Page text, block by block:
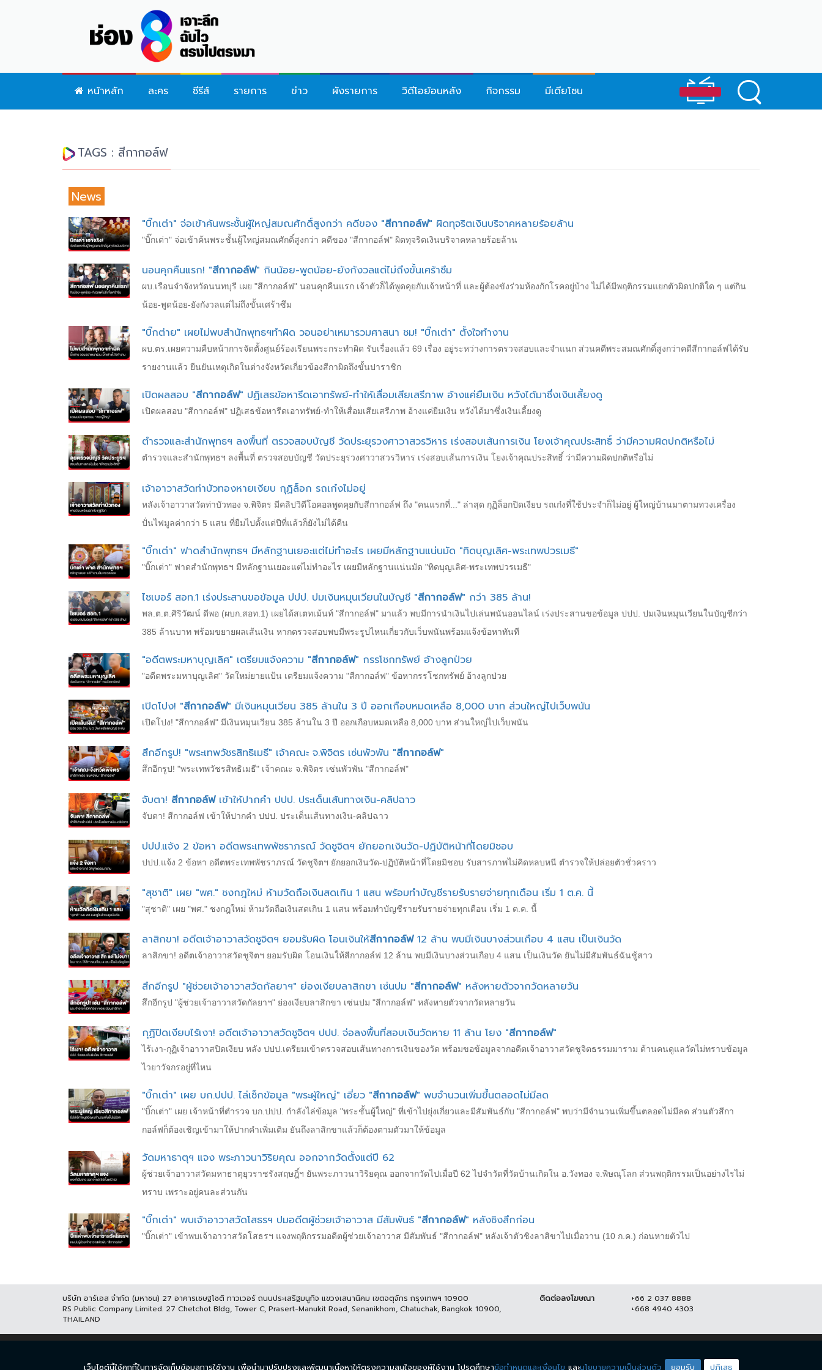
หน้าหลัก ละคร ซีรีส์ รายการ ข่าว ผังรายการ วิดีโอย้อนหลัง กิจกรรม มีเดียโซน
TAGS : สีกากอล์ฟ
News
"บิ๊กเต่า" จ่อเข้าค้นพระชั้นผู้ใหญ่สมณศักดิ์สูงกว่า คดีของ "สีกากอล์ฟ" ผิดทุจริตเงินบริจาคหลายร้อยล้าน
"บิ๊กเต่า" จ่อเข้าค้นพระชั้นผู้ใหญ่สมณศักดิ์สูงกว่า คดีของ "สีกากอล์ฟ" ผิดทุจริตเงินบริจาคหลายร้อยล้าน
นอนคุกคืนแรก! "สีกากอล์ฟ" กินน้อย-พูดน้อย-ยังกังวลแต่ไม่ถึงขั้นเศร้าซึม
ผบ.เรือนจำจังหวัดนนทบุรี เผย "สีกากอล์ฟ" นอนคุกคืนแรก เจ้าตัวก็ได้พูดคุยกับเจ้าหน้าที่ และผู้ต้องขังร่วมห้องกักโรคอยู่บ้าง ไม่ได้มีพฤติกรรมแยกตัวผิดปกติใด ๆ แต่กิน
น้อย-พูดน้อย-ยังกังวลแต่ไม่ถึงขั้นเศร้าซึม
"บิ๊กต่าย" เผยไม่พบสำนักพุทธฯทำผิด วอนอย่าเหมารวมศาสนา ชม! "บิ๊กเต่า" ตั้งใจทำงาน
ผบ.ตร.เผยความคืบหน้าการจัดตั้งศูนย์ร้องเรียนพระกระทำผิด รับเรื่องแล้ว 69 เรื่อง อยู่ระหว่างการตรวจสอบและจำแนก ส่วนคดีพระสมณศักดิ์สูงกว่าคดีสีกากอล์ฟได้รับ
รายงานแล้ว ยืนยันเหตุเกิดในต่างจังหวัดเกี่ยวข้องสีกาผิดถึงขั้นปาราชิก
เปิดผลสอบ "สีกากอล์ฟ" ปฏิเสธข้อหารีดเอาทรัพย์-ทำให้เสื่อมเสียเสรีภาพ อ้างแค่ยืมเงิน หวังได้มาซึ่งเงินเลี้ยงดู
เปิดผลสอบ "สีกากอล์ฟ" ปฏิเสธข้อหารีดเอาทรัพย์-ทำให้เสื่อมเสียเสรีภาพ อ้างแค่ยืมเงิน หวังได้มาซึ่งเงินเลี้ยงดู
ตำรวจและสำนักพุทธฯ ลงพื้นที่ ตรวจสอบบัญชี วัดประยุรวงศาวาสวรวิหาร เร่งสอบเส้นการเงิน โยงเจ้าคุณประสิทธิ์ ว่ามีความผิดปกติหรือไม่
ตำรวจและสำนักพุทธฯ ลงพื้นที่ ตรวจสอบบัญชี วัดประยุรวงศาวาสวรวิหาร เร่งสอบเส้นการเงิน โยงเจ้าคุณประสิทธิ์ ว่ามีความผิดปกติหรือไม่
เจ้าอาวาสวัดท่าบัวทองหายเงียบ กุฏิล็อก รถเก๋งไม่อยู่
หลังเจ้าอาวาสวัดท่าบัวทอง จ.พิจิตร มีคลิปวิดีโอคอลพูดคุยกับสีกากอล์ฟ ถึง "คนแรกที่..." ล่าสุด กุฏิล็อกปิดเงียบ รถเก๋งที่ใช้ประจำก็ไม่อยู่ ผู้ใหญ่บ้านมาตามทวงเครื่อง
ปั่นไฟมูลค่ากว่า 5 แสน ที่ยืมไปตั้งแต่ปีที่แล้วก็ยังไม่ได้คืน
"บิ๊กเต่า" ฟาดสำนักพุทธฯ มีหลักฐานเยอะแต่ไม่ทำอะไร เผยมีหลักฐานแน่นมัด "ทิดบุญเลิศ-พระเทพปวรเมธี"
"บิ๊กเต่า" ฟาดสำนักพุทธฯ มีหลักฐานเยอะแต่ไม่ทำอะไร เผยมีหลักฐานแน่นมัด "ทิดบุญเลิศ-พระเทพปวรเมธี"
ไซเบอร์ สอท.1 เร่งประสานขอข้อมูล ปปป. ปมเงินหมุนเวียนในบัญชี "สีกากอล์ฟ" กว่า 385 ล้าน!
พล.ต.ต.ศิริวัฒน์ ดีพอ (ผบก.สอท.1) เผยได้สเตทเม้นท์ "สีกากอล์ฟ" มาแล้ว พบมีการนำเงินไปเล่นพนันออนไลน์ เร่งประสานขอข้อมูล ปปป. ปมเงินหมุนเวียนในบัญชีกว่า
385 ล้านบาท พร้อมขยายผลเส้นเงิน หากตรวจสอบพบมีพระรูปไหนเกี่ยวกับเว็บพนันพร้อมแจ้งข้อหาทันที
"อดีตพระมหาบุญเลิศ" เตรียมแจ้งความ "สีกากอล์ฟ" กรรโชกทรัพย์ อ้างลูกป่วย
"อดีตพระมหาบุญเลิศ" วัดใหม่ยายแป้น เตรียมแจ้งความ "สีกากอล์ฟ" ข้อหากรรโชกทรัพย์ อ้างลูกป่วย
เปิดโปง! "สีกากอล์ฟ" มีเงินหมุนเวียน 385 ล้านใน 3 ปี ออกเกือบหมดเหลือ 8,000 บาท ส่วนใหญ่ไปเว็บพนัน
เปิดโปง! "สีกากอล์ฟ" มีเงินหมุนเวียน 385 ล้านใน 3 ปี ออกเกือบหมดเหลือ 8,000 บาท ส่วนใหญ่ไปเว็บพนัน
สึกอีกรูป! "พระเทพวัชรสิทธิเมธี" เจ้าคณะ จ.พิจิตร เซ่นพัวพัน "สีกากอล์ฟ"
สึกอีกรูป! "พระเทพวัชรสิทธิเมธี" เจ้าคณะ จ.พิจิตร เซ่นพัวพัน "สีกากอล์ฟ"
จับตา! สีกากอล์ฟเข้าให้ปากคำ ปปป. ประเด็นเส้นทางเงิน-คลิปฉาว
จับตา! สีกากอล์ฟ เข้าให้ปากคำ ปปป. ประเด็นเส้นทางเงิน-คลิปฉาว
ปปป.แจ้ง 2 ข้อหา อดีตพระเทพพัชราภรณ์ วัดชูจิตฯ ยักยอกเงินวัด-ปฏิบัติหน้าที่โดยมิชอบ
ปปป.แจ้ง 2 ข้อหา อดีตพระเทพพัชราภรณ์ วัดชูจิตฯ ยักยอกเงินวัด-ปฏิบัติหน้าที่โดยมิชอบ รับสารภาพไม่คิดหลบหนี ตำรวจให้ปล่อยตัวชั่วคราว
"สุชาติ" เผย "พศ." ชงกฎใหม่ ห้ามวัดถือเงินสดเกิน 1 แสน พร้อมทำบัญชีรายรับรายจ่ายทุกเดือน เริ่ม 1 ต.ค. นี้
"สุชาติ" เผย "พศ." ชงกฎใหม่ ห้ามวัดถือเงินสดเกิน 1 แสน พร้อมทำบัญชีรายรับรายจ่ายทุกเดือน เริ่ม 1 ต.ค. นี้
ลาสิกขา! อดีตเจ้าอาวาสวัดชูจิตฯ ยอมรับผิด โอนเงินให้สีกากอล์ฟ12 ล้าน พบมีเงินบางส่วนเกือบ 4 แสน เป็นเงินวัด
ลาสิกขา! อดีตเจ้าอาวาสวัดชูจิตฯ ยอมรับผิด โอนเงินให้สีกากอล์ฟ 12 ล้าน พบมีเงินบางส่วนเกือบ 4 แสน เป็นเงินวัด ยันไม่มีสัมพันธ์ฉันชู้สาว
สึกอีกรูป "ผู้ช่วยเจ้าอาวาสวัดกัลยาฯ" ย่องเงียบลาสิกขา เซ่นปม "สีกากอล์ฟ" หลังหายตัวจากวัดหลายวัน
สึกอีกรูป "ผู้ช่วยเจ้าอาวาสวัดกัลยาฯ" ย่องเงียบลาสิกขา เซ่นปม "สีกากอล์ฟ" หลังหายตัวจากวัดหลายวัน
กุฏิปิดเงียบไร้เงา! อดีตเจ้าอาวาสวัดชูจิตฯ ปปป. จ่อลงพื้นที่สอบเงินวัดหาย 11 ล้าน โยง "สีกากอล์ฟ"
ไร้เงา-กุฏิเจ้าอาวาสปิดเงียบ หลัง ปปป.เตรียมเข้าตรวจสอบเส้นทางการเงินของวัด พร้อมขอข้อมูลจากอดีตเจ้าอาวาสวัดชูจิตธรรมมาราม ด้านคนดูแลวัดไม่ทราบข้อมูล
ไวยาวัจกรอยู่ที่ไหน
"บิ๊กเต่า" เผย บก.ปปป. ไล่เช็กข้อมูล "พระผู้ใหญ่" เอี่ยว "สีกากอล์ฟ" พบจำนวนเพิ่มขึ้นตลอดไม่มีลด
"บิ๊กเต่า" เผย เจ้าหน้าที่ตำรวจ บก.ปปป. กำลังไล่ข้อมูล "พระชั้นผู้ใหญ่" ที่เข้าไปยุ่งเกี่ยวและมีสัมพันธ์กับ "สีกากอล์ฟ" พบว่ามีจำนวนเพิ่มขึ้นตลอดไม่มีลด ส่วนตัวสีกา
กอล์ฟก็ต้องเชิญเข้ามาให้ปากคำเพิ่มเติม ยันถึงลาสิกขาแล้วก็ต้องตามตัวมาให้ข้อมูล
วัดมหาธาตุฯ แจง พระภาวนาวิริยคุณ ออกจากวัดตั้งแต่ปี 62
ผู้ช่วยเจ้าอาวาสวัดมหาธาตุยุวราชรังสฤษฎิ์ฯ ยันพระภาวนาวิริยคุณ ออกจากวัดไปเมื่อปี 62 ไปจำวัดที่วัดบ้านเกิดใน อ.วังทอง จ.พิษณุโลก ส่วนพฤติกรรมเป็นอย่างไรไม่
ทราบ เพราะอยู่คนละส่วนกัน
"บิ๊กเต่า" พบเจ้าอาวาสวัดโสธรฯ ปมอดีตผู้ช่วยเจ้าอาวาส มีสัมพันธ์ "สีกากอล์ฟ" หลังชิงสึกก่อน
"บิ๊กเต่า" เข้าพบเจ้าอาวาสวัดโสธรฯ แจงพฤติกรรมอดีตผู้ช่วยเจ้าอาวาส มีสัมพันธ์ "สีกากอล์ฟ" หลังเจ้าตัวชิงลาสิขาไปเมื่อวาน (10 ก.ค.) ก่อนหายตัวไป
บริษัท อาร์เอส จำกัด (มหาชน) 27 อาคารเชษฐโชติ ทาวเวอร์ ถนนประเสริฐมนูกิจ แขวงเสนานิคม เขตจตุจักร กรุงเทพฯ 10900
RS Public Company Limited. 27 Chetchot Bldg, Tower C, Prasert-Manukit Road, Senanikhom, Chatuchak, Bangkok 10900,
THAILAND
ติดต่อลงโฆษณา
+66 2 037 8888
+668 4940 4303
เว็บไซต์นี้ใช้คุกกี้ในการจัดเก็บข้อมูลการใช้งาน เพื่อนำมาปรับปรุงและพัฒนาเนื้อหาให้ตรงความสนใจของผู้ใช้งาน โปรดศึกษาข้อกำหนดและเงื่อนไข และนโยบายความเป็นส่วนตัว ยอมรับ ปฏิเสธ